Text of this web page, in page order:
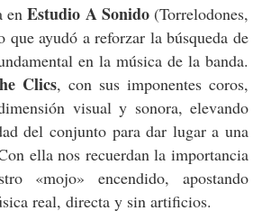
enEstudio A Sonido(Torrelodones,
ayudó a reforzar la búsqueda de
en la música de la banda.
Clics, con sus imponentes coros,
visual y sonora, elevando
del conjunto para dar lugar a una
ella nos recuerdan la importancia
«mojo» encendido, apostando
real, directa y sin artificios.